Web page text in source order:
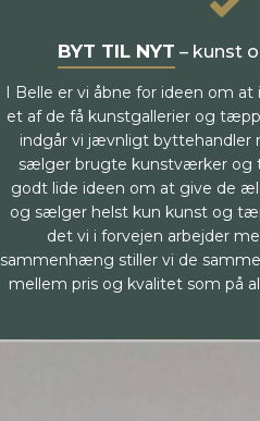
BYT TIL NYT – kunst
I Belle er vi åbne for ideen om
et af de få kunstgallerier og
indgår vi jævnligt byttehandler
sælger brugte kunstværker og
godt lide ideen om at give de
og sælger helst kun kunst og
det vi i forvejen arbejder
sammenhæng stiller vi de
mellem pris og kvalitet som på